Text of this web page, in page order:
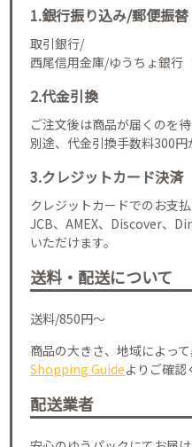
1.銀行振り込み/郵便振替
取引銀行/
西尾信用金庫/ゆうちょ銀
2.代金引換
ご注文後は商品が届くのを
別途、代金引換手数料300円
3.クレジットカード決済
クレジットカードでのお支払
JCB、AMEX、Discover、
いただけます。
送料・配送について
送料/850円～
商品の大きさ、地域によっ
Shopping Guideよりご確認
配送業者